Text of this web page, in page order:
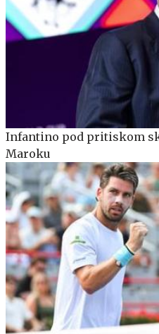
Infantino pod pritiskom
Maroku